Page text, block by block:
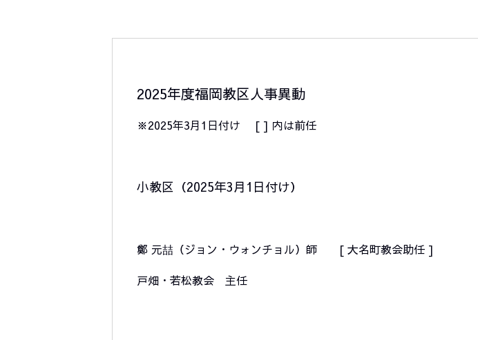
2025年度福岡教区人事異動
※2025年3月1日付け [ ] 内は前任
小教区（2025年3月1日付け）
鄭 元喆（ジョン・ウォンチョル）師 [ 大名町教会助任 ]
戸畑・若松教会 主任